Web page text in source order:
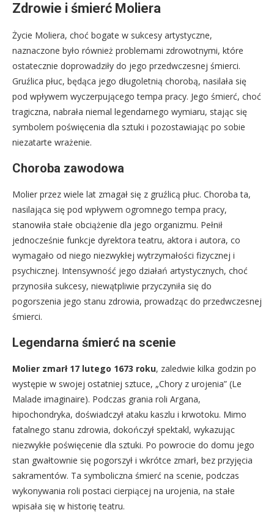
Zdrowie i śmierć Moliera
Życie Moliera, choć bogate w sukcesy artystyczne,
naznaczone było również problemami zdrowotnymi, które
ostatecznie doprowadziły do jego przedwczesnej śmierci.
Gruźlica płuc, będąca jego długoletnią chorobą, nasilała się
pod wpływem wyczerpującego tempa pracy. Jego śmierć, choć
tragiczna, nabrała niemal legendarnego wymiaru, stając się
symbolem poświęcenia dla sztuki i pozostawiając po sobie
niezatarte wrażenie.
Choroba zawodowa
Molier przez wiele lat zmagał się z gruźlicą płuc. Choroba ta,
nasilająca się pod wpływem ogromnego tempa pracy,
stanowiła stałe obciążenie dla jego organizmu. Pełnił
jednocześnie funkcje dyrektora teatru, aktora i autora, co
wymagało od niego niezwykłej wytrzymałości fizycznej i
psychicznej. Intensywność jego działań artystycznych, choć
przynosiła sukcesy, niewątpliwie przyczyniła się do
pogorszenia jego stanu zdrowia, prowadząc do przedwczesnej
śmierci.
Legendarna śmierć na scenie
Molier zmarł 17 lutego 1673 roku, zaledwie kilka godzin po
występie w swojej ostatniej sztuce, „Chory z urojenia” (Le
Malade imaginaire). Podczas grania roli Argana,
hipochondryka, doświadczył ataku kaszlu i krwotoku. Mimo
fatalnego stanu zdrowia, dokończył spektakl, wykazując
niezwykłe poświęcenie dla sztuki. Po powrocie do domu jego
stan gwałtownie się pogorszył i wkrótce zmarł, bez przyjęcia
sakramentów. Ta symboliczna śmierć na scenie, podczas
wykonywania roli postaci cierpiącej na urojenia, na stałe
wpisała się w historię teatru.